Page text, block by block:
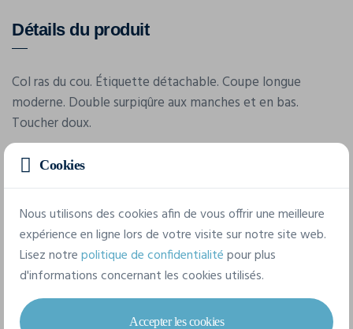
Détails du produit
Col ras du cou. Étiquette détachable. Coupe longue
moderne. Double surpiqûre aux manches et en bas.
Toucher doux.
Caractéristiques
Marque
Skinnifit
Référence
SK124
Cookies
Nous utilisons des cookies afin de vous offrir une meilleure
expérience en ligne lors de votre visite sur notre site web.
Lisez notrepolitique de confidentialitépour plus
d'informations concernant les cookies utilisés.
Accepter les cookies